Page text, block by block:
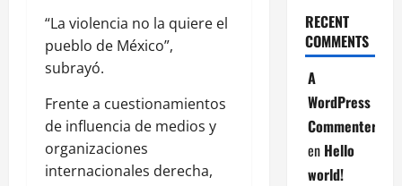
“La violencia no la quiere el
pueblo de México”,
subrayó.
Frente a cuestionamientos
de influencia de medios y
organizaciones
internacionales derecha,
RECENT
COMMENTS
A
WordPress
Commenter
en Hello
world!